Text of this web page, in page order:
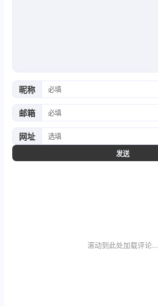
昵称
邮箱
网址
发送
滚动到此处加载评论...